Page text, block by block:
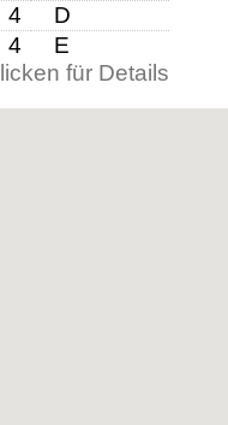
4
D
4
E
für Details